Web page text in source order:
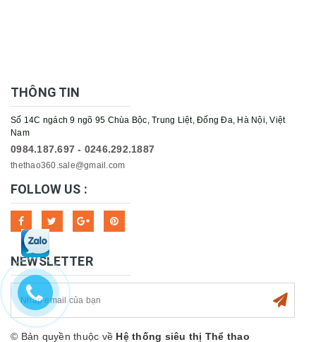
THÔNG TIN
Số 14C ngách 9 ngõ 95 Chùa Bộc, Trung Liệt, Đống Đa, Hà Nội, Việt
Nam
0984.187.697 - 0246.292.1887
thethao360.sale@gmail.com
FOLLOW US :
NEWSLETTER
© Bản quyền thuộc về Hệ thống siêu thị Thể thao